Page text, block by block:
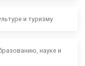
и туризму
науке и